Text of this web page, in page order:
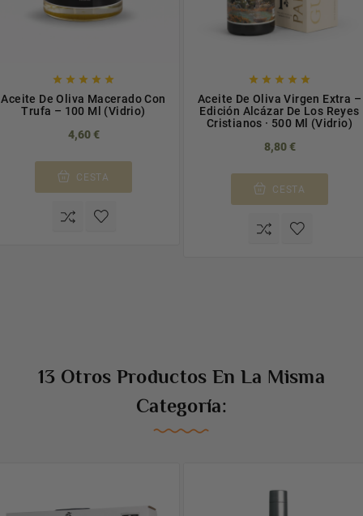
    
Aceite De Oliva Macerado Con
Trufa – 100 Ml (Vidrio)
4,60 €
CESTA
    
Aceite De Oliva Virgen Extra –
Edición Alcázar De Los Reyes
Cristianos · 500 Ml (Vidrio)
8,80 €
CESTA
13 Otros Productos En La Misma
Categoría: